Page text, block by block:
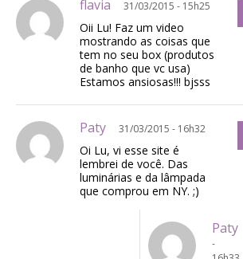
flavia 31/03/2015 - 15h25
Oii Lu! Faz um video
mostrando as coisas que
tem no seu box (produtos
de banho que vc usa)
Estamos ansiosas!!! bjsss
Paty 31/03/2015 - 16h32
Oi Lu, vi esse site é
lembrei de você. Das
luminárias e da lâmpada
que comprou em NY. ;)
Paty
-